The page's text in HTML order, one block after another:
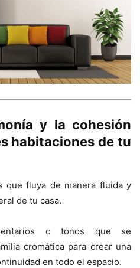
y la cohesión
habitaciones de tu
que fluya de manera fluida y
de tu casa.
o tonos que se
cromática para crear una
en todo el espacio.